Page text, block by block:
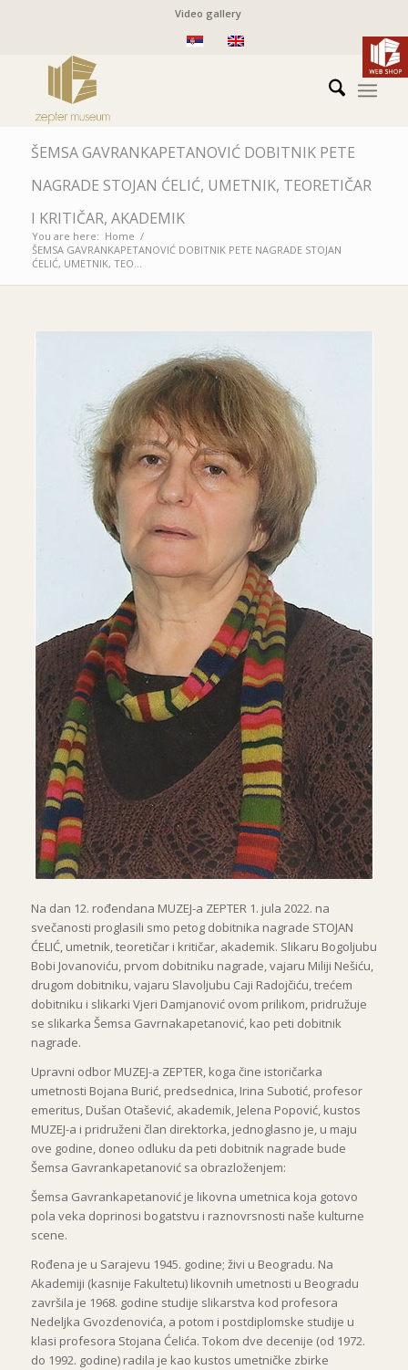
Video gallery
ŠEMSA GAVRANKAPETANOVIĆ DOBITNIK PETE
NAGRADE STOJAN ĆELIĆ, UMETNIK, TEORETIČAR
I KRITIČAR, AKADEMIK
You are here: Home /
ŠEMSA GAVRANKAPETANOVIĆ DOBITNIK PETE NAGRADE STOJAN
ĆELIĆ, UMETNIK, TEO...
Na dan 12. rođendana MUZEJ-a ZEPTER 1. jula 2022. na
svečanosti proglasili smo petog dobitnika nagrade STOJAN
ĆELIĆ, umetnik, teoretičar i kritičar, akademik. Slikaru Bogoljubu
Bobi Jovanoviću, prvom dobitniku nagrade, vajaru Miliji Nešiću,
drugom dobitniku, vajaru Slavoljubu Caji Radojčiću, trećem
dobitniku i slikarki Vjeri Damjanović ovom prilikom, pridružuje
se slikarka Šemsa Gavrnakapetanović, kao peti dobitnik
nagrade.
Upravni odbor MUZEJ-a ZEPTER, koga čine istoričarka
umetnosti Bojana Burić, predsednica, Irina Subotić, profesor
emeritus, Dušan Otašević, akademik, Jelena Popović, kustos
MUZEJ-a i pridruženi član direktorka, jednoglasno je, u maju
ove godine, doneo odluku da peti dobitnik nagrade bude
Šemsa Gavrankapetanović sa obrazloženjem:
Šemsa Gavrankapetanović je likovna umetnica koja gotovo
pola veka doprinosi bogatstvu i raznovrsnosti naše kulturne
scene.
Rođena je u Sarajevu 1945. godine; živi u Beogradu. Na
Akademiji (kasnije Fakultetu) likovnih umetnosti u Beogradu
završila je 1968. godine studije slikarstva kod profesora
Nedeljka Gvozdenovića, a potom i postdiplomske studije u
klasi profesora Stojana Ćelića. Tokom dve decenije (od 1972.
do 1992. godine) radila je kao kustos umetničke zbirke